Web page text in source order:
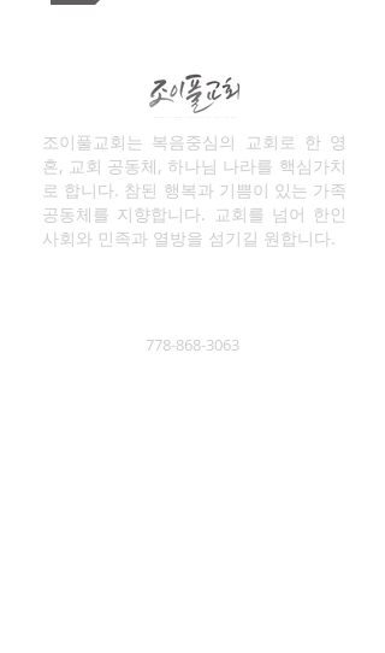
조이풀교회는 복음중심의 교회로 한 영
혼, 교회 공동체, 하나님 나라를 핵심가치
로 합니다. 참된 행복과 기쁨이 있는 가족
공동체를 지향합니다. 교회를 넘어 한인
사회와 민족과 열방을 섬기길 원합니다.
778-868-3063